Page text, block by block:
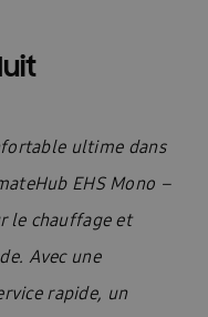
ultime dans
EHS Mono –
le chauffage et
Avec une
rapide, un